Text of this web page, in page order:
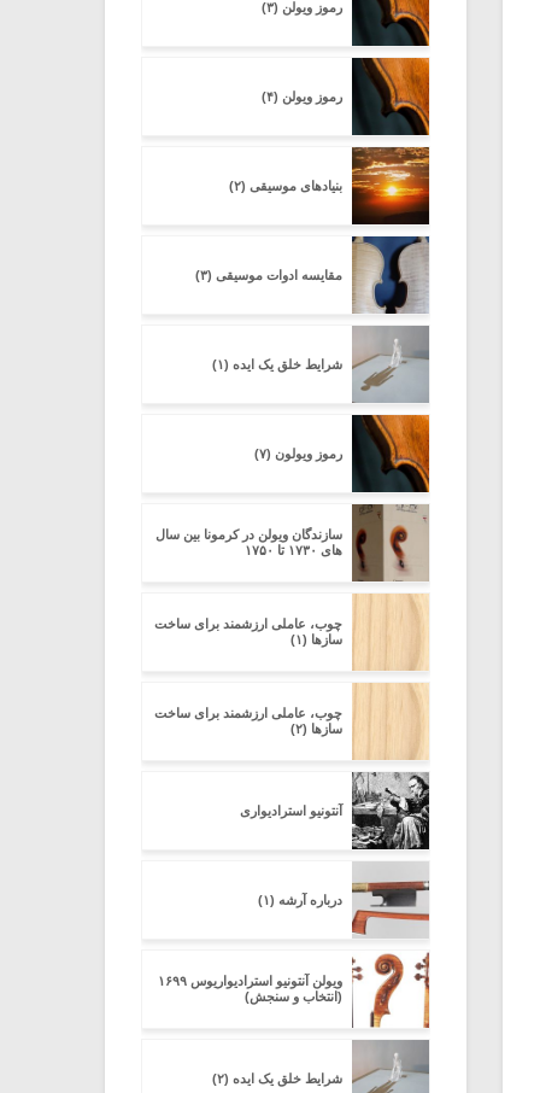
رموز ویولن (۳)
رموز ویولن (۴)
بنیادهای موسیقی (۲)
مقایسه ادوات موسیقی (۳)
شرایط خلق یک ایده (۱)
رموز ویولون (۷)
سازندگان ویولن در کرمونا بین سال
های ۱۷۳۰ تا ۱۷۵۰
چوب، عاملی ارزشمند برای ساخت
سازها (۱)
چوب، عاملی ارزشمند برای ساخت
سازها (۲)
آنتونیو استرادیواری
درباره آرشه (۱)
ویولن آنتونیو استرادیواریوس ۱۶۹۹
(انتخاب و سنجش)
شرایط خلق یک ایده (۲)